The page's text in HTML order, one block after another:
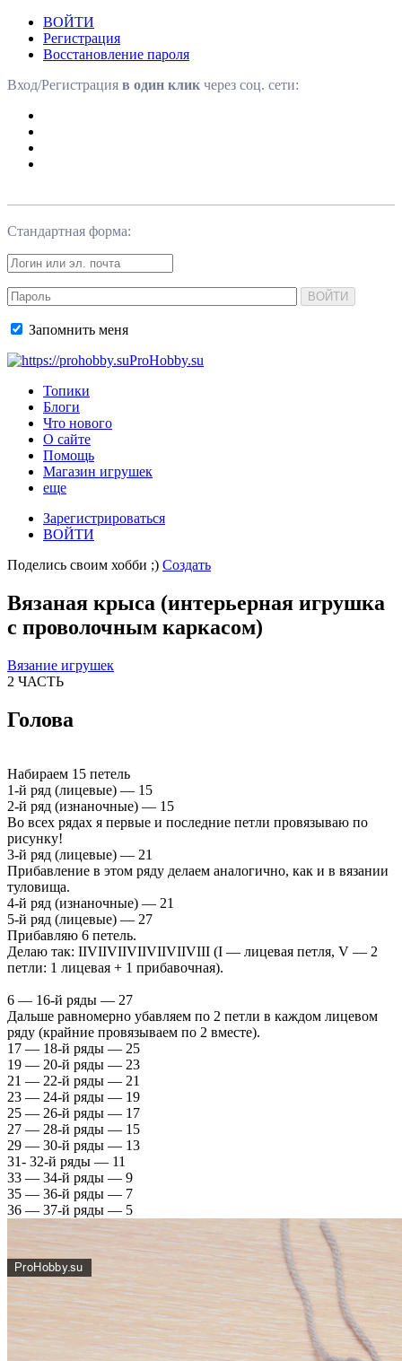
ВОЙТИ
Регистрация
Восстановление пароля
Вход/Регистрация в один клик через соц. сети:
Стандартная форма:
ВОЙТИ
Запомнить меня
ProHobby.su
Топики
Блоги
Что нового
О сайте
Помощь
Магазин игрушек
еще
Зарегистрироваться
ВОЙТИ
Поделись своим хобби ;) Создать
Вязаная крыса (интерьерная игрушка
с проволочным каркасом)
Вязание игрушек
2 ЧАСТЬ
Голова
Набираем 15 петель
1-й ряд (лицевые) — 15
2-й ряд (изнаночные) — 15
Во всех рядах я первые и последние петли провязываю по
рисунку!
3-й ряд (лицевые) — 21
Прибавление в этом ряду делаем аналогично, как и в вязании
туловища.
4-й ряд (изнаночные) — 21
5-й ряд (лицевые) — 27
Прибавляю 6 петель.
Делаю так: IIVIIVIIVIIVIIVIIVIII (I — лицевая петля, V — 2
петли: 1 лицевая + 1 прибавочная).
6 — 16-й ряды — 27
Дальше равномерно убавляем по 2 петли в каждом лицевом
ряду (крайние провязываем по 2 вместе).
17 — 18-й ряды — 25
19 — 20-й ряды — 23
21 — 22-й ряды — 21
23 — 24-й ряды — 19
25 — 26-й ряды — 17
27 — 28-й ряды — 15
29 — 30-й ряды — 13
31- 32-й ряды — 11
33 — 34-й ряды — 9
35 — 36-й ряды — 7
36 — 37-й ряды — 5